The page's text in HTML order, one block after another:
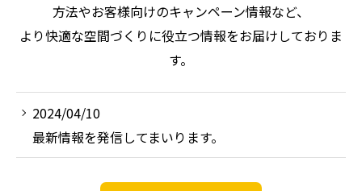
方法やお客様向けのキャンペーン情報など、
より快適な空間づくりに役立つ情報をお届けしておりま
す。
2024/04/10
最新情報を発信してまいります。